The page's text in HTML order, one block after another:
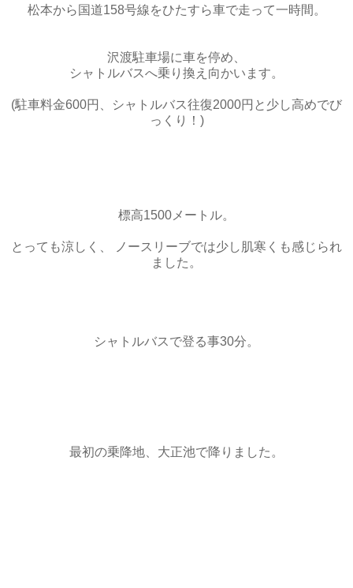
松本から国道158号線をひたすら車で走って一時間。
沢渡駐車場に車を停め、
シャトルバスへ乗り換え向かいます。
(駐車料金600円、シャトルバス往復2000円と少し高めでび
っくり！)
標高1500メートル。
とっても涼しく、 ノースリーブでは少し肌寒くも感じられ
ました。
シャトルバスで登る事30分。
最初の乗降地、大正池で降りました。